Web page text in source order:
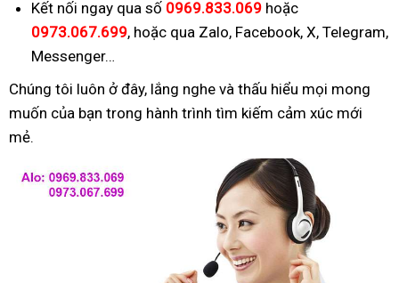
Kết nối ngay qua số 0969.833.069 hoặc
0973.067.699, hoặc qua Zalo, Facebook, X, Telegram,
Messenger…
Chúng tôi luôn ở đây, lắng nghe và thấu hiểu mọi mong
muốn của bạn trong hành trình tìm kiếm cảm xúc mới
mẻ.